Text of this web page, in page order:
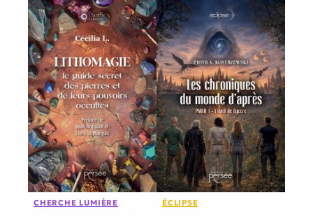
CHERCHE LUMIÈRE ÉCLIPSE